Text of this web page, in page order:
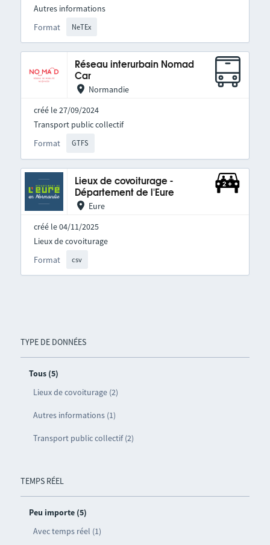
TYPE DE DONNÉES
Tous (5)
Lieux de covoiturage (2)
Autres informations (1)
Transport public collectif (2)
TEMPS RÉEL
Peu importe (5)
Avec temps réel (1)
Format NeTEx
Autres informations
Réseau interurbain Nomad
Car
Normandie
créé le 27/09/2024
Format GTFS
Transport public collectif
Lieux de covoiturage -
Département de l'Eure
Eure
créé le 04/11/2025
Format csv
Lieux de covoiturage